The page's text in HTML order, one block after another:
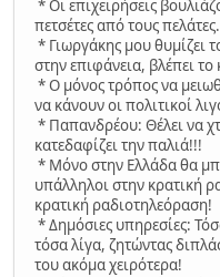
* Oι επιχειρήσεις
πετσέτες από τους πελάτες.
* Γιωργάκης μου θυμίζει
στην επιφάνεια, βλέπει
* Ο μόνος τρόπος να
να κάνουν οι πολιτικοί
* Παπανδρέου: Θέλει να
κατεδαφίζει την παλιά!!!
* Μόνο στην Ελλάδα θα
υπάλληλοι στην κρατική
κρατική ραδιοτηλεόραση!
* Δημόσιες υπηρεσίες:
τόσα λίγα, ζητώντας
του ακόμα χειρότερα!